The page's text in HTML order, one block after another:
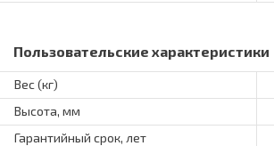
Пользовательские характеристики
Вес (кг)
Высота, мм
Гарантийный срок, лет